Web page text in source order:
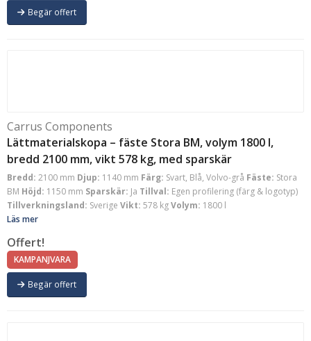
Begär offert
Carrus Components
Lättmaterialskopa – fäste Stora BM, volym 1800 l,
bredd 2100 mm, vikt 578 kg, med sparskär
Bredd: 2100 mm Djup: 1140 mm Färg: Svart, Blå, Volvo-grå Fäste: Stora
BM Höjd: 1150 mm Sparskär: Ja Tillval: Egen profilering (färg & logotyp)
Tillverkningsland: Sverige Vikt: 578 kgVolym: 1800 l
Läs mer
Offert!
KAMPANJVARA
Begär offert